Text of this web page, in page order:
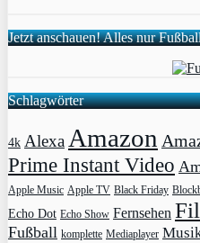
Jetzt anschauen! Alles nur
Schlagwörter
4k AlexaAmazon
Prime Instant Video
Apple Music Apple TV Black Friday
Echo Dot Echo Show Fernsehen
Fußball komplette Mediaplayer